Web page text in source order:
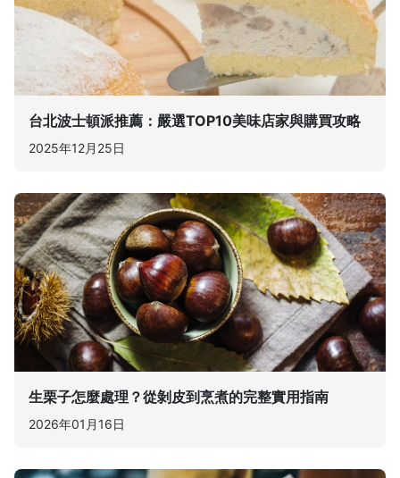
台北波士頓派推薦：嚴選TOP10美味店家與購買攻略
2025年12月25日
生栗子怎麼處理？從剝皮到烹煮的完整實用指南
2026年01月16日